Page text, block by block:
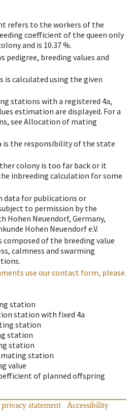
refers to the workers of the
coefficient of the queen only
and is 10.37 %.
pedigree, breeding values and
is calculated using the given
stations with a registered 4a,
estimation are displayed. For a
see Allocation of mating
is the responsibility of the state
colony is too far back or it
inbreeding calculation for some
data for publications or
to permission by the
Hohen Neuendorf, Germany,
Hohen Neuendorf e.V.
composed of the breeding value
calmness and swarming
use our contact form, please.
station
station with fixed 4a
station
station
station
station
value
of planned offspring
statement
Accessibility